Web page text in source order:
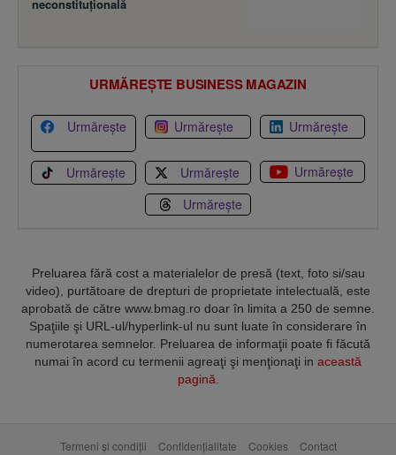
neconstituţională
URMĂREȘTE BUSINESS MAGAZIN
Urmărește Urmărește Urmărește
Urmărește Urmărește
Urmărește
Urmărește
Preluarea fără cost a materialelor de presă (text, foto si/sau
video), purtătoare de drepturi de proprietate intelectuală, este
aprobată de către www.bmag.ro doar în limita a 250 de semne.
Spaţiile şi URL-ul/hyperlink-ul nu sunt luate în considerare în
numerotarea semnelor. Preluarea de informaţii poate fi făcută
numai în acord cu termenii agreaţi şi menţionaţi in această
pagină
Termeni și condiții Confidențialitate Cookies Contact